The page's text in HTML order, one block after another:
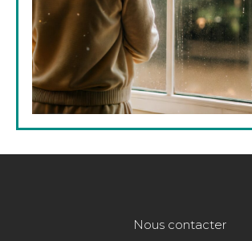
Nous contacter